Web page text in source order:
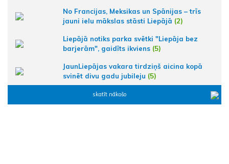
No Francijas, Meksikas un Spānijas – trīs
jauni ielu mākslas stāsti Liepājā (2)
Liepājā notiks parka svētki "Liepāja bez
barjerām", gaidīts ikviens (5)
JaunLiepājas vakara tirdziņš aicina kopā
svinēt divu gadu jubileju (5)
skatīt nākošo